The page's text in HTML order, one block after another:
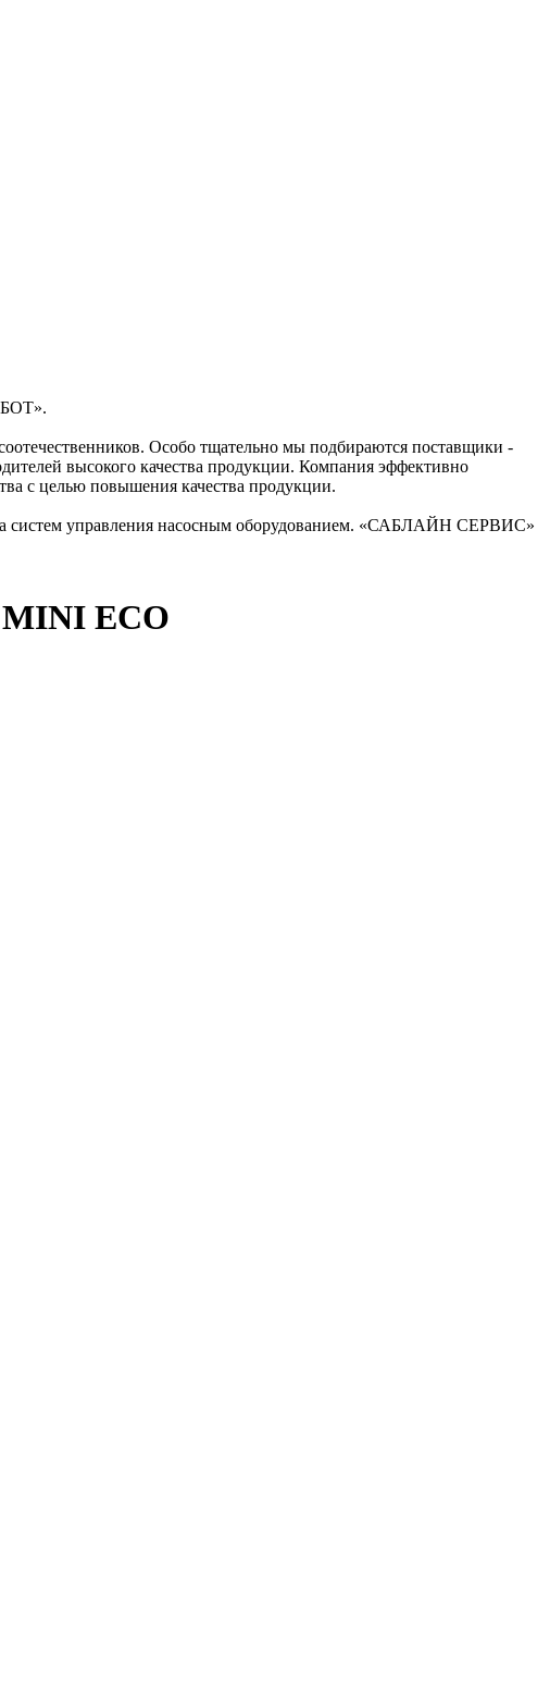
Особо тщательно мы подбираются поставщики -
высокого качества продукции. Компания эффективно
с целью повышения качества продукции.
систем управления насосным оборудованием. «САБЛАЙН СЕРВИС»
ECO